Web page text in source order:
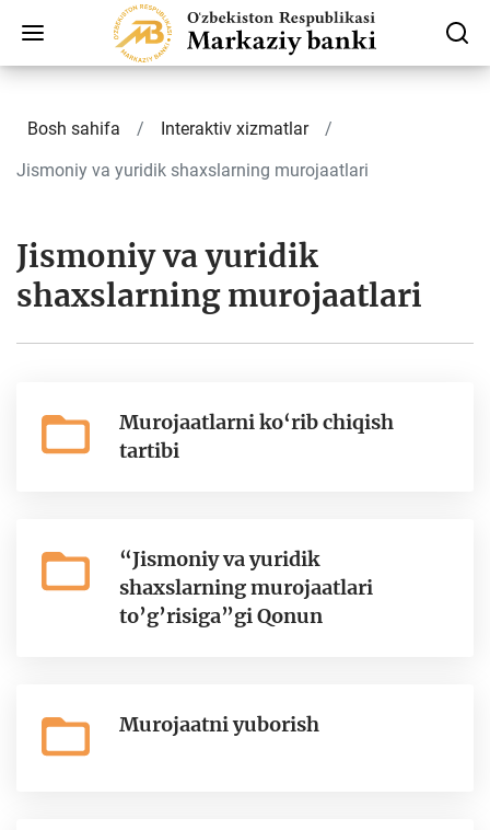
Bosh sahifa
Interaktiv xizmatlar
Jismoniy va yuridik shaxslarning murojaatlari
Jismoniy va yuridik
shaxslarning murojaatlari
Murojaatlarni ko‘rib chiqish
tartibi
“Jismoniy va yuridik
shaxslarning murojaatlari
to’g’risiga”gi Qonun
Murojaatni yuborish